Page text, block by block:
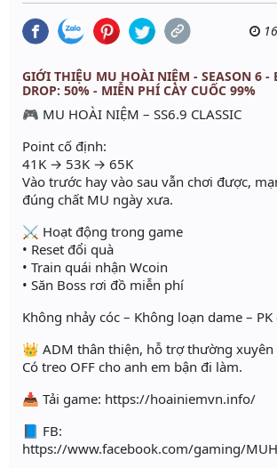
GIỚI THIỆU MU HOÀI NIỆM - SEASON 6 -
DROP: 50% - MIỄN PHÍ CÀY CUỐC 99%
🎮 MU HOÀI NIỆM – SS6.9 CLASSIC
Point cố định:
41K → 53K → 65K
Vào trước hay vào sau vẫn chơi được,
đúng chất MU ngày xưa.
⚔️ Hoạt động trong game
• Reset đổi quà
• Train quái nhận Wcoin
• Săn Boss rơi đồ miễn phí
Không nhảy cóc – Không loạn dame –
👑 ADM thân thiện, hỗ trợ thường xuyên
Có treo OFF cho anh em bận đi làm.
📥 Tải game: https://hoainiemvn.info/
📘 FB:
https://www.facebook.com/gaming/